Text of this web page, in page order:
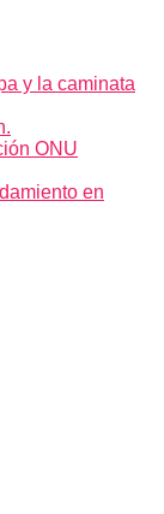
y la caminata
ONU
en